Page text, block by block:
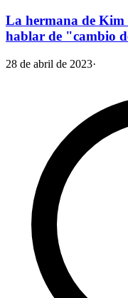
La hermana de Kim
hablar de "cambio
28 de abril de 2023·